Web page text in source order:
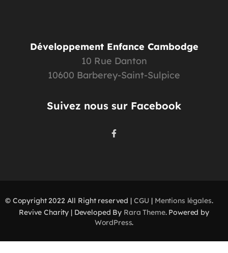
Développement Enfance Cambodge
10 Rue Danton
10600 Barberey-Saint-Sulpice
Suivez nous sur Facebook
© Copyright 2022 All Right reserved | CGU | Mentions légales.
Revive Charity | Developed By Rara Theme. Powered by
WordPress.